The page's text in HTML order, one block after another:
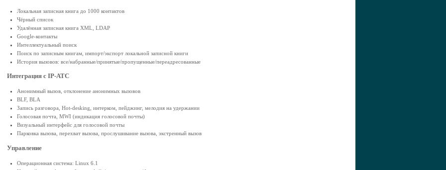
Локальная записная книга до 1000 контактов
Чёрный список
Удалённая записная книга XML, LDAP
Google-контакты
Интеллектуальный поиск
Поиск по записным книгам, импорт/экспорт локальной записной книги
История вызовов: все/набранные/принятые/пропущенные/переадресованные
Интеграция с IP-АТС
Анонимный вызов, отклонение анонимных вызовов
BLF, BLA
Запись разговора, Hot-desking, интерком, пейджинг, мелодия на удержании
Голосовая почта, MWI (индикация голосовой почты)
Визуальный интерфейс для голосовой почты
Парковка вызова, перехват вызова, прослушивание вызова, экстренный вызов
Управление
Операционная система: Linux 6.1